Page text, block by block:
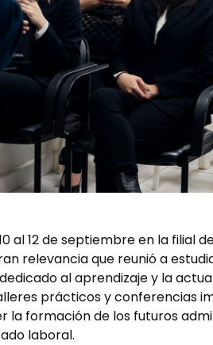
al 12 de septiembre en la filial
relevancia que reunió a
al aprendizaje y la
prácticos y conferencias
la formación de los futuros
laboral.